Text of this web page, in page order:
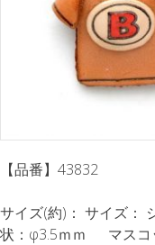
【品番】43832
サイズ(約)： サイズ：
状：φ3.5ｍｍ マスコ